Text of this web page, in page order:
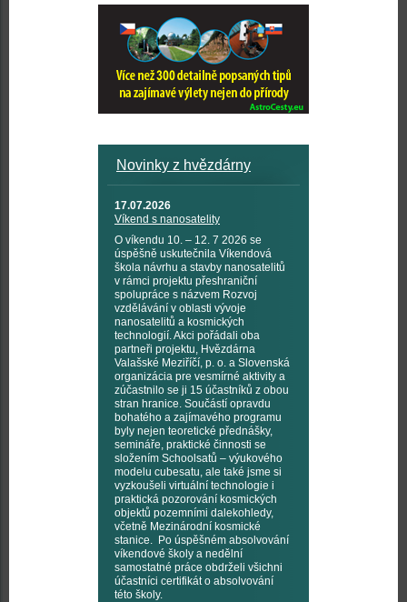
Novinky z hvězdárny
17.07.2026
Víkend s nanosatelity
O víkendu 10. – 12. 7 2026 se
úspěšně uskutečnila Víkendová
škola návrhu a stavby nanosatelitů
v rámci projektu přeshraniční
spolupráce s názvem Rozvoj
vzdělávání v oblasti vývoje
nanosatelitů a kosmických
technologií. Akci pořádali oba
partneři projektu, Hvězdárna
Valašské Meziříčí, p. o. a Slovenská
organizácia pre vesmírné aktivity a
zúčastnilo se ji 15 účastníků z obou
stran hranice. Součástí opravdu
bohatého a zajímavého programu
byly nejen teoretické přednášky,
semináře, praktické činnosti se
složením Schoolsatů – výukového
modelu cubesatu, ale také jsme si
vyzkoušeli virtuální technologie i
praktická pozorování kosmických
objektů pozemními dalekohledy,
včetně Mezinárodní kosmické
stanice. Po úspěšném absolvování
víkendové školy a nedělní
samostatné práce obdrželi všichni
účastníci certifikát o absolvování
této školy.